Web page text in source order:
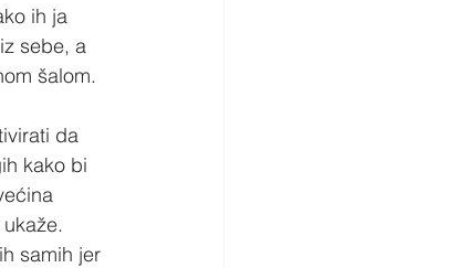
ih ja
sebe, a
šalom.
da
kako bi
samih jer